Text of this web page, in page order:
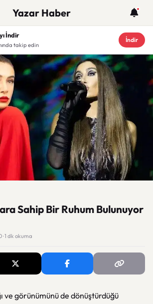
Yazar Haber
İndir
takip edin
İndir
Sahip Bir Ruhum Bulunuyor
1 dk okuma
ve görünümünü de dönüştürdüğü